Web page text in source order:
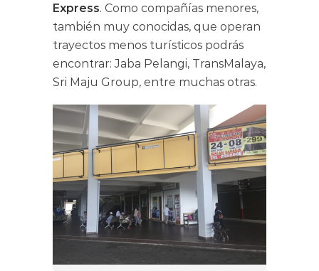
Express. Como compañías menores,
también muy conocidas, que operan
trayectos menos turísticos podrás
encontrar: Jaba Pelangi, TransMalaya,
Sri Maju Group, entre muchas otras.